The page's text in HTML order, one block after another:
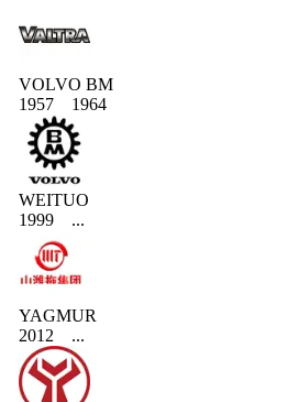
VOLVO BM
1957
1964
WEITUO
1999
...
YAGMUR
2012
...